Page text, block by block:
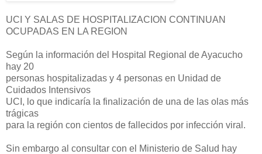
UCI Y SALAS DE HOSPITALIZACION CONTINUAN
OCUPADAS EN LA REGION
Según la información del Hospital Regional de Ayacucho
hay 20
personas hospitalizadas y 4 personas en Unidad de
Cuidados Intensivos
UCI, lo que indicaría la finalización de una de las olas más
trágicas
para la región con cientos de fallecidos por infección viral.
Sin embargo al consultar con el Ministerio de Salud hay